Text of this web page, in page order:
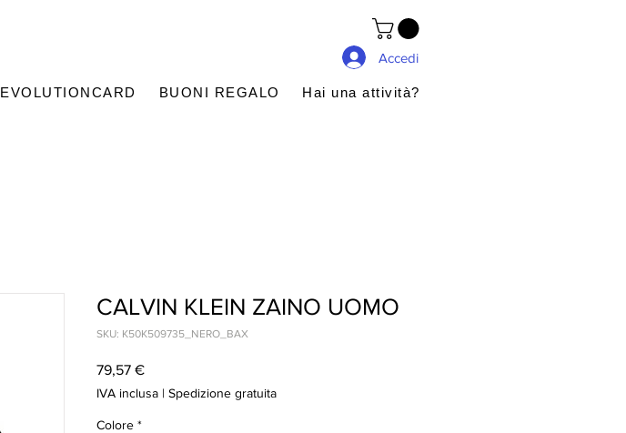
Accedi
EVOLUTIONCARD BUONI REGALO Hai una attività?
CALVIN KLEIN ZAINO UOMO
SKU: K50K509735_NERO_BAX
79,57 €Prezzo
IVA inclusa | Spedizione gratuita
Colore *